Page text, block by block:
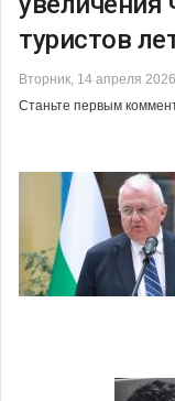
туристов
Вторник, 14 апреля
Станьте первым